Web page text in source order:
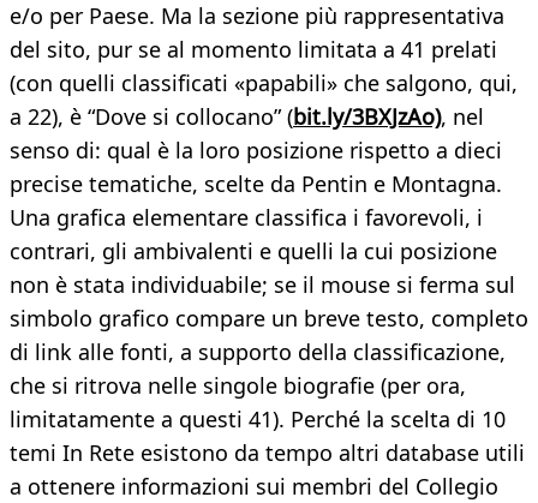
e/o per Paese. Ma la sezione più rappresentativa
del sito, pur se al momento limitata a 41 prelati
(con quelli classificati «papabili» che salgono, qui,
a 22), è “Dove si collocano” (bit.ly/3BXJzAo), nel
senso di: qual è la loro posizione rispetto a dieci
precise tematiche, scelte da Pentin e Montagna.
Una grafica elementare classifica i favorevoli, i
contrari, gli ambivalenti e quelli la cui posizione
non è stata individuabile; se il mouse si ferma sul
simbolo grafico compare un breve testo, completo
di link alle fonti, a supporto della classificazione,
che si ritrova nelle singole biografie (per ora,
limitatamente a questi 41). Perché la scelta di 10
temi In Rete esistono da tempo altri database utili
a ottenere informazioni sui membri del Collegio